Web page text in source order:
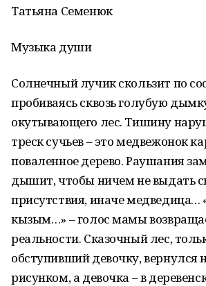
Татьяна Семенюк
Музыка души
Солнечный лучик скользит по
пробиваясь сквозь голубую
окутывающего лес. Тишину
треск сучьев – это медвежонок
поваленное дерево. Раушания
дышит, чтобы ничем не выдать
присутствия, иначе медведица…
кызым…» – голос мамы
реальности. Сказочный лес,
обступивший девочку, вернулся
рисунком, а девочка – в